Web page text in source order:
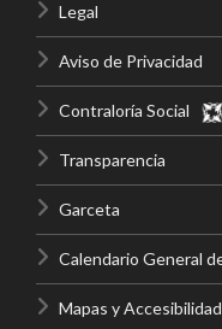
Legal
Aviso de Privacidad
Contraloría Social
Transparencia
Garceta
Calendario General
Mapas y Accesibilidad